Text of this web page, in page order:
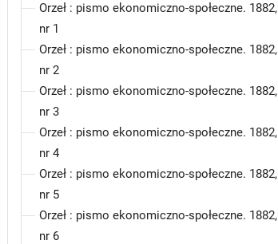
Orzeł : pismo ekonomiczno-społeczne. 1882,
nr 1
Orzeł : pismo ekonomiczno-społeczne. 1882,
nr 2
Orzeł : pismo ekonomiczno-społeczne. 1882,
nr 3
Orzeł : pismo ekonomiczno-społeczne. 1882,
nr 4
Orzeł : pismo ekonomiczno-społeczne. 1882,
nr 5
Orzeł : pismo ekonomiczno-społeczne. 1882,
nr 6